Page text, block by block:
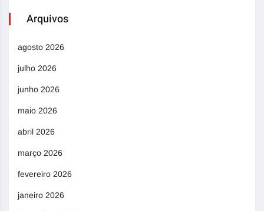
Arquivos
agosto 2026
julho 2026
junho 2026
maio 2026
abril 2026
março 2026
fevereiro 2026
janeiro 2026